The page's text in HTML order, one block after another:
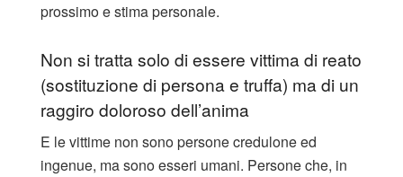
prossimo e stima personale.
Non si tratta solo di essere vittima di reato
(sostituzione di persona e truffa) ma di un
raggiro doloroso dell’anima
E le vittime non sono persone credulone ed
ingenue, ma sono esseri umani. Persone che, in